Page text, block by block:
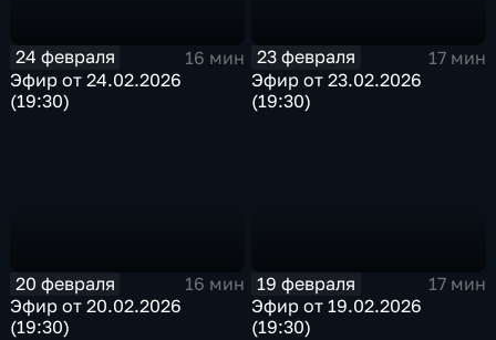
24 февраля
16 мин
Эфир от 24.02.2026
(19:30)
23 февраля
17 мин
Эфир от 23.02.2026
(19:30)
20 февраля
16 мин
Эфир от 20.02.2026
(19:30)
19 февраля
17 мин
Эфир от 19.02.2026
(19:30)